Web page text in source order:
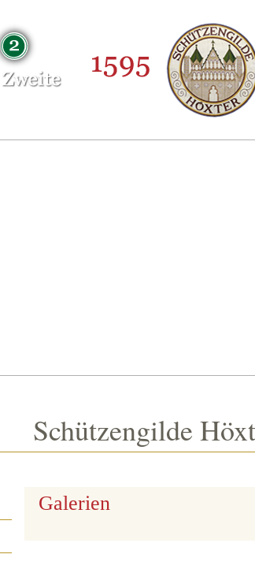
Schützengilde
Galerien